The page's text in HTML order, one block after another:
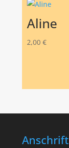
Aline
2,00 €
Anschrift